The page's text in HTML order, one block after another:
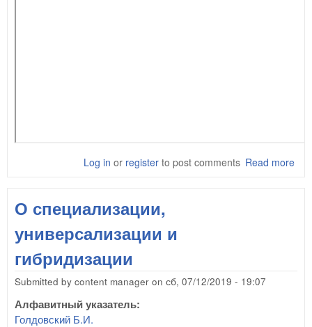
Read more
Log in or register to post comments
О специализации,
универсализации и
гибридизации
Submitted by content manager on сб, 07/12/2019 - 19:07
Алфавитный указатель:
Голдовский Б.И.